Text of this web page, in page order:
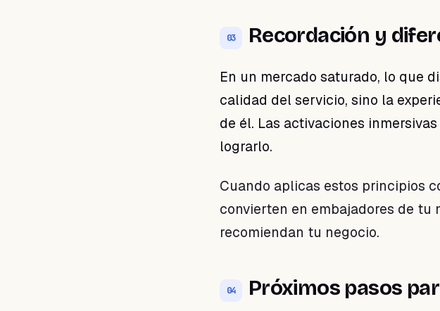
03 Recordación y
En un mercado saturado, lo que
calidad del servicio, sino la
de él. Las activaciones
lograrlo.
Cuando aplicas estos principios
convierten en embajadores de tu
recomiendan tu negocio.
04 Próximos pasos